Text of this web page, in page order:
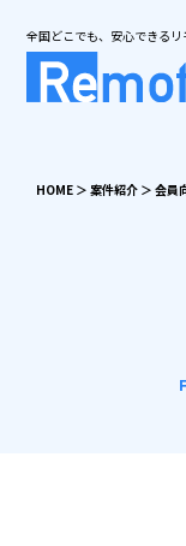
全国どこでも、安心できるリ
HOME ＞ 案件紹介 ＞ 会員